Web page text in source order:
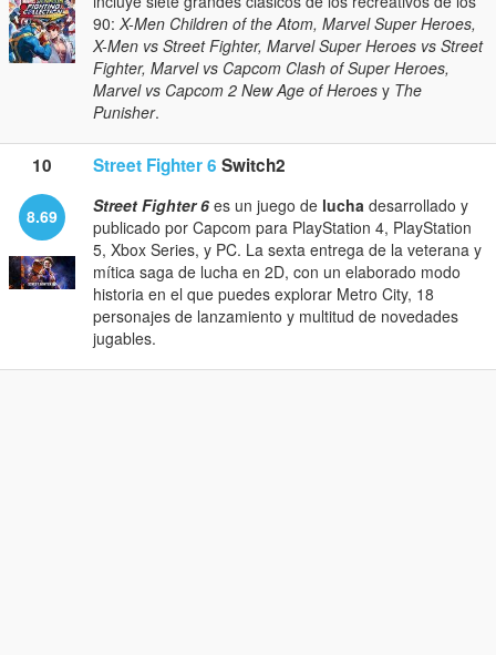
90: X-Men Children of the Atom, Marvel Super Heroes,
X-Men vs Street Fighter, Marvel Super Heroes vs Street
Fighter, Marvel vs Capcom Clash of Super Heroes,
Marvel vs Capcom 2 New Age of Heroes y The
Punisher.
10 Street Fighter 6 Switch2
8.69 Street Fighter 6 es un juego de lucha desarrollado y
publicado por Capcom para PlayStation 4, PlayStation
5, Xbox Series, y PC. La sexta entrega de la veterana y
mítica saga de lucha en 2D, con un elaborado modo
historia en el que puedes explorar Metro City, 18
personajes de lanzamiento y multitud de novedades
jugables.